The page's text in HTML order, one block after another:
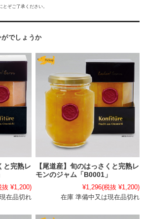
ぞご了承ください。
でしょうか
と完熟レ
抜 ¥1,200)
在品切れ
【尾道産】旬のはっさくと完熟レ
モンのジャム「B0001」
¥1,296(税抜 ¥1,200)
在庫 準備中又は現在品切れ